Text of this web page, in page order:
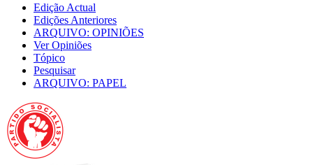
Edição Actual
Edições Anteriores
ARQUIVO: OPINIÕES
Ver Opiniões
Tópico
Pesquisar
ARQUIVO: PAPEL